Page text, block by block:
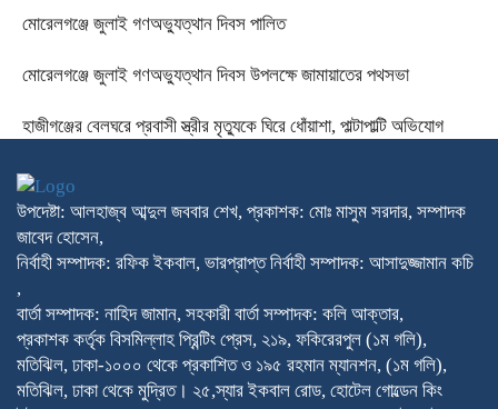
মোরেলগঞ্জে জুলাই গণঅভ্যুত্থান দিবস পালিত
মোরেলগঞ্জে জুলাই গণঅভ্যুত্থান দিবস উপলক্ষে জামায়াতের পথসভা
হাজীগঞ্জের বেলঘরে প্রবাসী স্ত্রীর মৃত্যুকে ঘিরে ধোঁয়াশা, পাল্টাপাল্টি অভিযোগ
উপদেষ্টা: আলহাজ্ব আব্দুল জববার শেখ, প্রকাশক: মোঃ মাসুম সরদার, সম্পাদক
জাবেদ হোসেন,
নির্বাহী সম্পাদক: রফিক ইকবাল, ভারপ্রাপ্ত নির্বাহী সম্পাদক: আসাদুজ্জামান কচি
,
বার্তা সম্পাদক: নাহিদ জামান, সহকারী বার্তা সম্পাদক: কলি আক্তার,
প্রকাশক কর্তৃক বিসমিল্লাহ প্রিন্টিং প্রেস, ২১৯, ফকিরেরপুল (১ম গলি),
মতিঝিল, ঢাকা-১০০০ থেকে প্রকাশিত ও ১৯৫ রহমান ম্যানশন, (১ম গলি),
মতিঝিল, ঢাকা থেকে মুদ্রিত। ২৫,স্যার ইকবাল রোড, হোটেল গোল্ডেন কিং